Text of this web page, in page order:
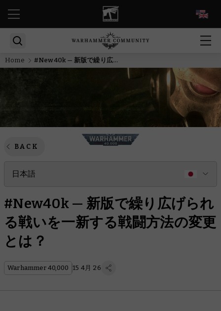
Home #New40k — 新版で繰り広げられる戦いを一新する戦闘方法の変更とは？
BACK
日本語
#New40k — 新版で繰り広げられ
る戦いを一新する戦闘方法の変更
とは？
Warhammer 40,000 15 4月 26